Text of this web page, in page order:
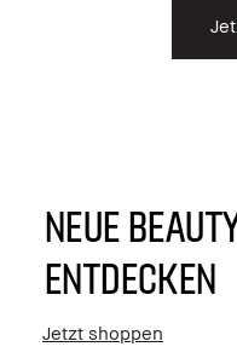
NEUE
ENTDECKEN
Jetzt shoppen